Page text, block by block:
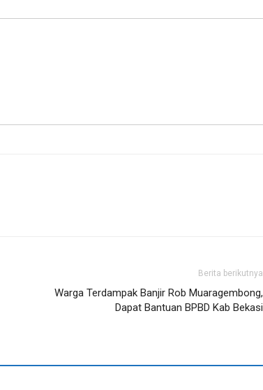
Berita berikutnya
Warga Terdampak Banjir Rob Muaragembong,
Dapat Bantuan BPBD Kab Bekasi